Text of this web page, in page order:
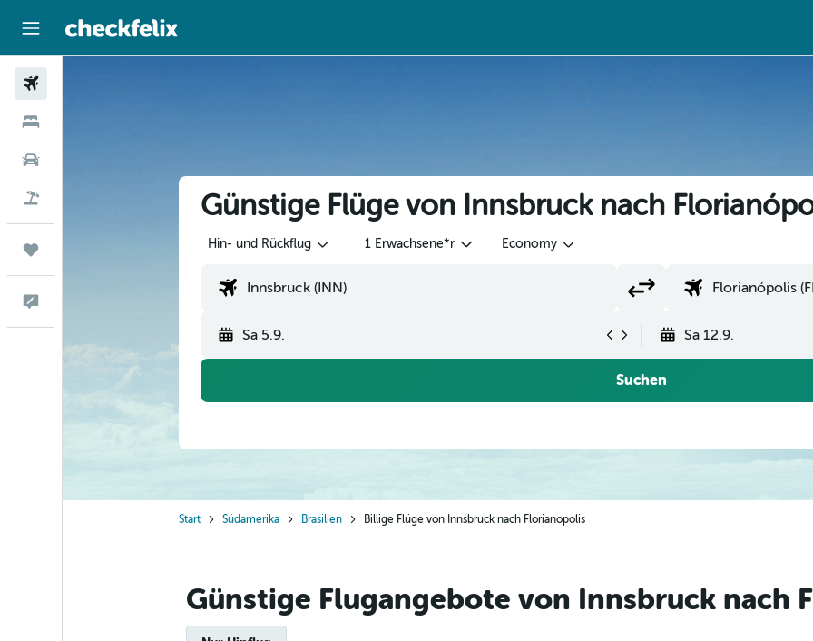
Günstige Flüge von Innsbruck nach
Hin- und Rückflug 1 Erwachsene*r Economy
Sa 5.9. Sa 12.9.
Suchen
Start Südamerika Brasilien Billige Flüge von Innsbruck nach Florianopolis
Günstige Flugangebote von Innsbruck nach